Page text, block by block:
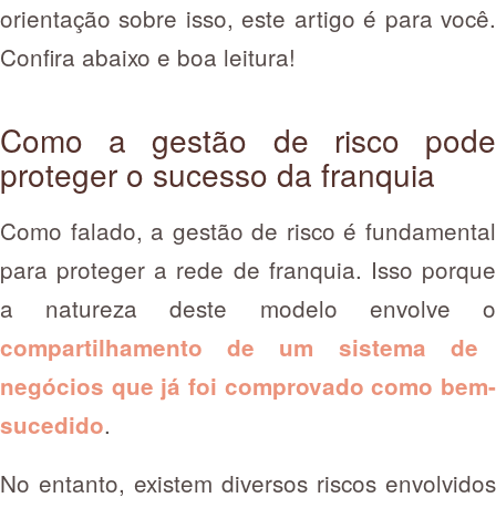
orientação sobre isso, este artigo é para você.
Confira abaixo e boa leitura!
Como a gestão de risco pode
proteger o sucesso da franquia
Como falado, a gestão de risco é fundamental
para proteger a rede de franquia. Isso porque
a natureza deste modelo envolve o
compartilhamento de um sistema de
negócios que já foi comprovado como bem-
sucedido.
No entanto, existem diversos riscos envolvidos